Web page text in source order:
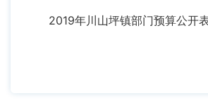
2019年川山坪镇部门预算公开